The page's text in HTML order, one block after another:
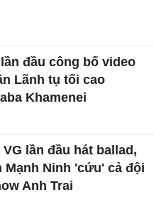
đầu công bố video
Lãnh tụ tối cao
Khamenei
VG lần đầu hát ballad,
Mạnh Ninh 'cứu' cả đội
Anh Trai